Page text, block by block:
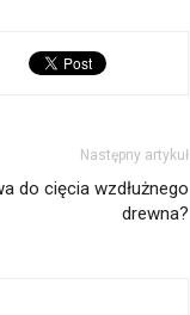
Następny artykuł
do cięcia wzdłużnego
drewna?